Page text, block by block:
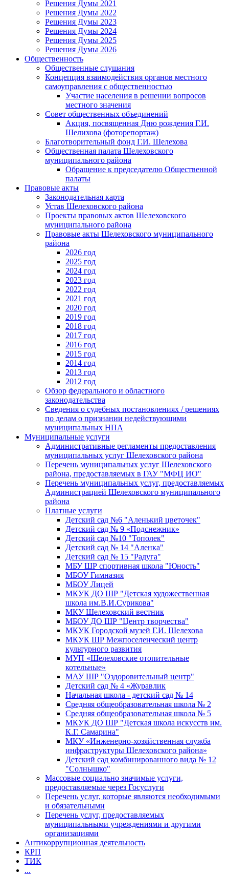
Решения Думы 2021
Решения Думы 2022
Решения Думы 2023
Решения Думы 2024
Решения Думы 2025
Решения Думы 2026
Общественность
Общественные слушания
Концепция взаимодействия органов местного
самоуправления с общественностью
Участие населения в решении вопросов
местного значения
Совет общественных объединений
Акция, посвященная Дню рождения Г.И.
Шелихова (фоторепортаж)
Благотворительный фонд Г.И. Шелехова
Общественная палата Шелеховского
муниципального района
Обращение к председателю Общественной
палаты
Правовые акты
Законодательная карта
Устав Шелеховского района
Проекты правовых актов Шелеховского
муниципального района
Правовые акты Шелеховского муниципального
района
2026 год
2025 год
2024 год
2023 год
2022 год
2021 год
2020 год
2019 год
2018 год
2017 год
2016 год
2015 год
2014 год
2013 год
2012 год
Обзор федерального и областного
законодательства
Сведения о судебных постановлениях / решениях
по делам о признании недействующими
муниципальных НПА
Муниципальные услуги
Административные регламенты предоставления
муниципальных услуг Шелеховского района
Перечень муниципальных услуг Шелеховского
района, предоставляемых в ГАУ "МФЦ ИО"
Перечень муниципальных услуг, предоставляемых
Администрацией Шелеховского муниципального
района
Платные услуги
Детский сад №6 "Аленький цветочек"
Детский сад № 9 «Подснежник»
Детский сад №10 "Тополек"
Детский сад № 14 "Аленка"
Детский сад № 15 "Радуга"
МБУ ШР спортивная школа "Юность"
МБОУ Гимназия
МБОУ Лицей
МКУК ДО ШР "Детская художественная
школа им.В.И.Сурикова"
МКУ Шелеховский вестник
МБОУ ДО ШР "Центр творчества"
МКУК Городской музей Г.И. Шелехова
МКУК ШР Межпоселенческий центр
культурного развития
МУП «Шелеховские отопительные
котельные»
МАУ ШР "Оздоровительный центр"
Детский сад № 4 «Журавлик
Начальная школа - детский сад № 14
Средняя общеобразовательная школа № 2
Средняя общеобразовательная школа № 5
МКУК ДО ШР "Детская школа искусств им.
К.Г. Самарина"
МКУ «Инженерно-хозяйственная служба
инфраструктуры Шелеховского района»
Детский сад комбинированного вида № 12
"Солнышко"
Массовые социально значимые услуги,
предоставляемые через Госуслуги
Перечень услуг, которые являются необходимыми
и обязательными
Перечень услуг, предоставляемых
муниципальными учреждениями и другими
организациями
Антикоррупционная деятельность
КРП
ТИК
...